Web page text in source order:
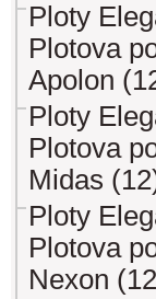
Ploty
Plotova
Apolon
Ploty
Plotova
Midas
Ploty
Plotova
Nexon